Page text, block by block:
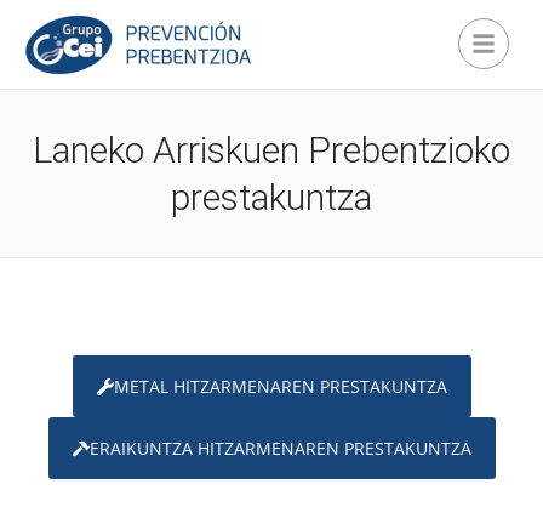
Laneko Arriskuen Prebentzioko
prestakuntza
METAL HITZARMENAREN PRESTAKUNTZA
ERAIKUNTZA HITZARMENAREN PRESTAKUNTZA